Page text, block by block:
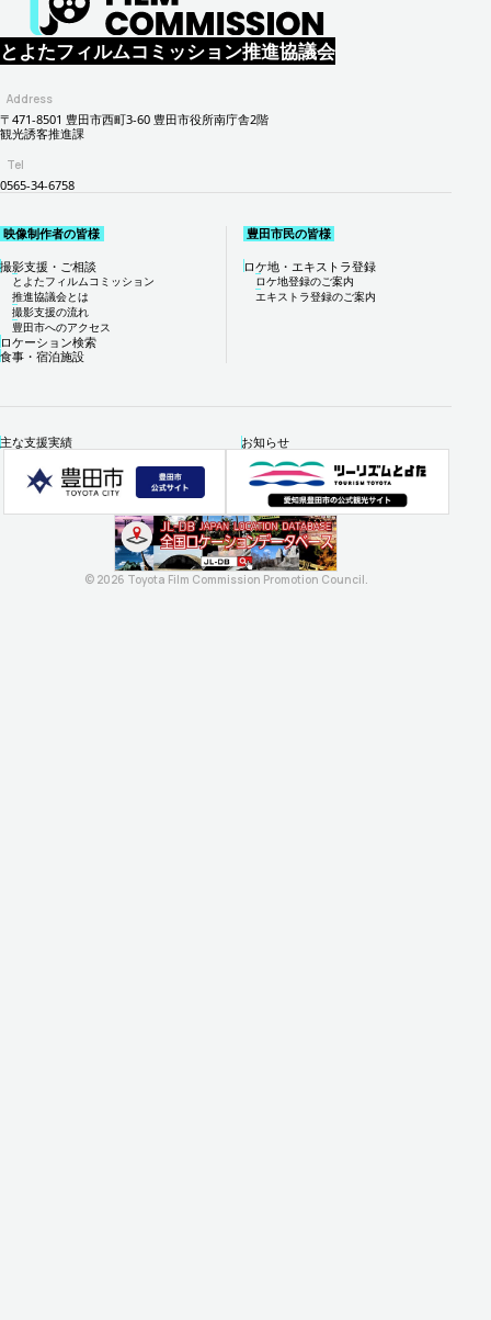
とよたフィルムコミッション推進協議会
Address
〒471-8501 豊田市西町3-60 豊田市役所南庁舎2階
観光誘客推進課
Tel
0565-34-6758
© 2026 Toyota Film Commission Promotion Council.
映像制作者の皆様
撮影支援・ご相談
とよたフィルムコミッション
推進協議会とは
撮影支援の流れ
豊田市へのアクセス
ロケーション検索
食事・宿泊施設
豊田市民の皆様
ロケ地・エキストラ登録
ロケ地登録のご案内
エキストラ登録のご案内
主な支援実績 お知らせ